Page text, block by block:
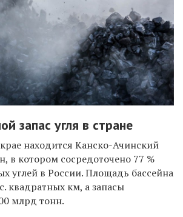
запас угля в стране
находится Канско-Ачинский
в котором сосредоточено 77 %
углей в России. Площадь бассейна
квадратных км, а запасы
млрд тонн.